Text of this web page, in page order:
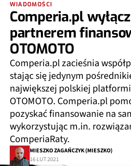
WIADOMOŚCI
Comperia.pl
partnerem
OTOMOTO
Comperia.pl zacieśnia
stając się jedynym
największej polskiej
OTOMOTO. Comperia.pl
pozyskać finansowanie na
wykorzystując m.in.
ComperiaRaty.
MIESZKO ZAGAŃCZYK (MIESZKO)
16 LUT 2021